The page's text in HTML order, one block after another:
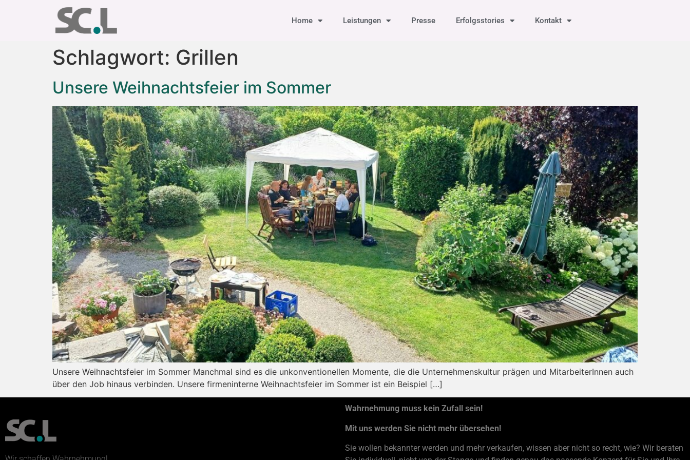
Home Leistungen Presse Erfolgsstories Kontakt
Schlagwort: Grillen
Unsere Weihnachtsfeier im Sommer
Unsere Weihnachtsfeier im Sommer Manchmal sind es die unkonventionellen Momente, die die Unternehmenskultur prägen und MitarbeiterInnen auch
über den Job hinaus verbinden. Unsere firmeninterne Weihnachtsfeier im Sommer ist ein Beispiel […]
Wahrnehmung muss kein Zufall sein!
Mit uns werden Sie nicht mehr übersehen!
Sie wollen bekannter werden und mehr verkaufen, wissen aber nicht so recht, wie? Wir beraten